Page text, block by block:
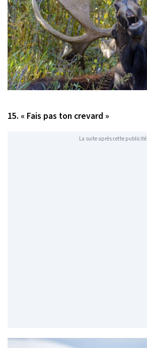
15. « Fais pas ton crevard »
La suite après cette publicité